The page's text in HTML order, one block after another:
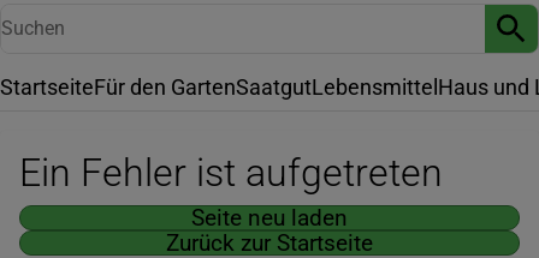
StartseiteFür den GartenSaatgutLebensmittel Haus und
Ein Fehler ist aufgetreten
Seite neu laden
Zurück zur Startseite